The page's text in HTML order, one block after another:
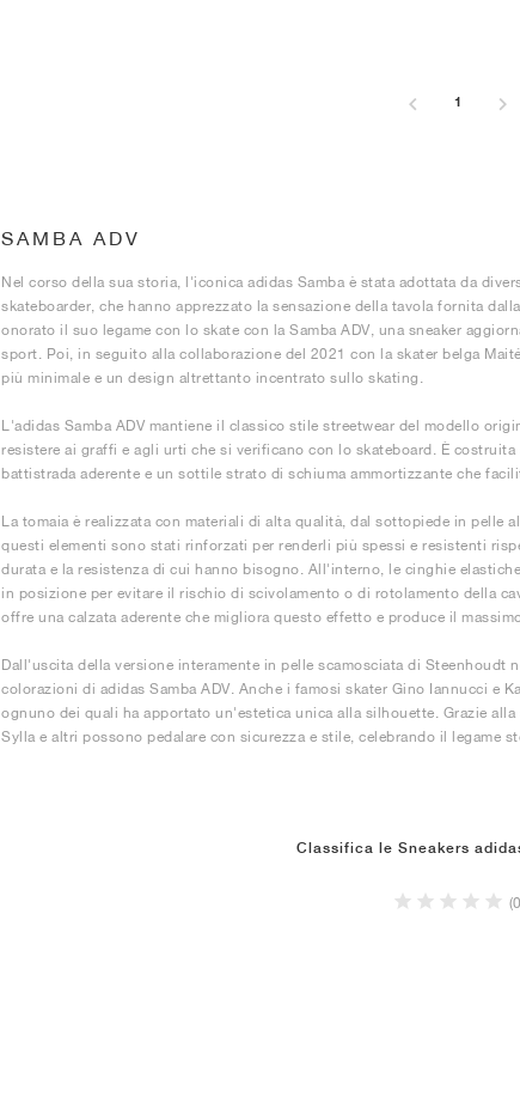
1
SAMBA ADV
Nel corso della sua storia, l'iconica adidas Samba è stata adottata da
skateboarder, che hanno apprezzato la sensazione della tavola fornita
onorato il suo legame con lo skate con la Samba ADV, una sneaker
sport. Poi, in seguito alla collaborazione del 2021 con la skater belga
più minimale e un design altrettanto incentrato sullo skating.
L'adidas Samba ADV mantiene il classico stile streetwear del modello
resistere ai graffi e agli urti che si verificano con lo skateboard. È
battistrada aderente e un sottile strato di schiuma ammortizzante che
La tomaia è realizzata con materiali di alta qualità, dal sottopiede in pelle
questi elementi sono stati rinforzati per renderli più spessi e resistenti
durata e la resistenza di cui hanno bisogno. All'interno, le cinghie
in posizione per evitare il rischio di scivolamento o di rotolamento della
offre una calzata aderente che migliora questo effetto e produce il
Dall'uscita della versione interamente in pelle scamosciata di Steenhoudt
colorazioni di adidas Samba ADV. Anche i famosi skater Gino Iannucci e
ognuno dei quali ha apportato un'estetica unica alla silhouette. Grazie
Sylla e altri possono pedalare con sicurezza e stile, celebrando il legame
Classifica le Sneakers